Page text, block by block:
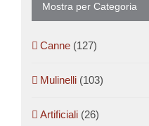
Mostra per Categoria
Canne (127)
Mulinelli (103)
Artificiali (26)